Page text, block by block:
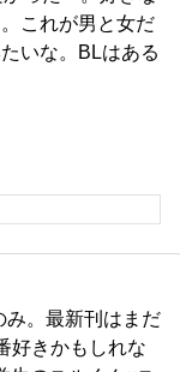
これが男と女だ
いな。BLはある
み。最新刊はまだ
好きかもしれな